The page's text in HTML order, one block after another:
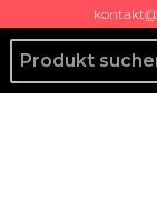
Producto de